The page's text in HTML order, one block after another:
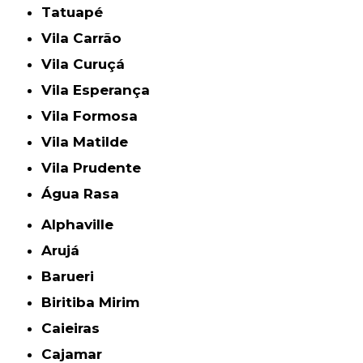
Tatuapé
Vila Carrão
Vila Curuçá
Vila Esperança
Vila Formosa
Vila Matilde
Vila Prudente
Água Rasa
Alphaville
Arujá
Barueri
Biritiba Mirim
Caieiras
Cajamar